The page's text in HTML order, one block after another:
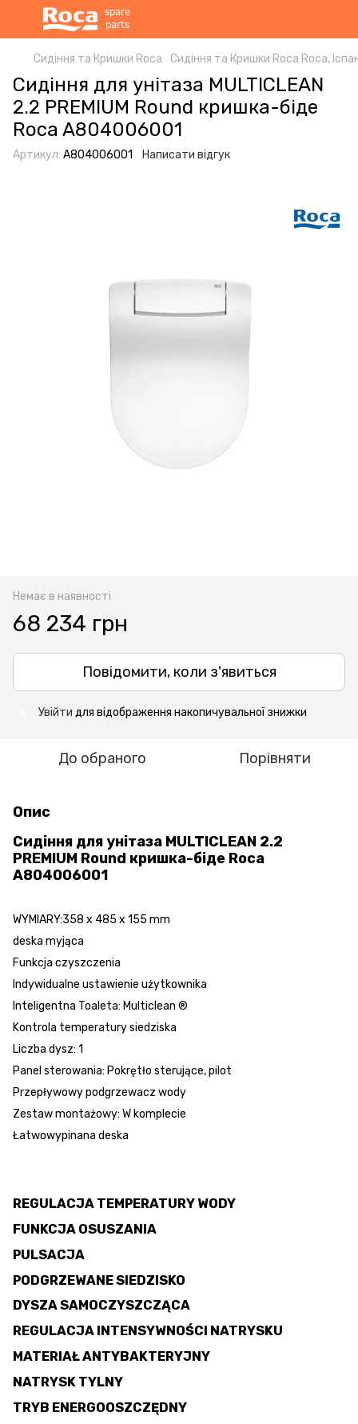
Сидіння та Кришки Roca Сидіння та Кришки Roca Roca,
Сидіння для унітаза MULTICLEAN
2.2 PREMIUM Round кришка-біде
Roca A804006001
Артикул: A804006001 Написати відгук
Немає в наявності
68 234 грн
Повідомити, коли з'явиться
Увійти для відображення накопичувальної знижки
До обраного Порівняти
Опис
Сидіння для унітаза MULTICLEAN 2.2
PREMIUM Round кришка-біде Roca
A804006001
WYMIARY:358 x 485 x 155 mm
deska myjąca
Funkcja czyszczenia
Indywidualne ustawienie użytkownika
Inteligentna Toaleta: Multiclean ®
Kontrola temperatury siedziska
Liczba dysz: 1
Panel sterowania: Pokrętło sterujące, pilot
Przepływowy podgrzewacz wody
Zestaw montażowy: W komplecie
Łatwowypinana deska
REGULACJA TEMPERATURY WODY
FUNKCJA OSUSZANIA
PULSACJA
PODGRZEWANE SIEDZISKO
DYSZA SAMOCZYSZCZĄCA
REGULACJA INTENSYWNOŚCI NATRYSKU
MATERIAŁ ANTYBAKTERYJNY
NATRYSK TYLNY
TRYB ENERGOOSZCZĘDNY